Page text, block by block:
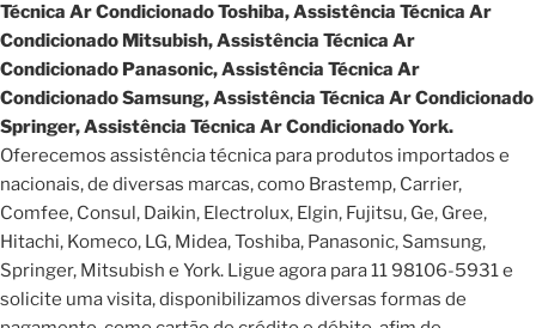
Técnica Ar Condicionado Toshiba, Assistência Técnica Ar
Condicionado Mitsubish, Assistência Técnica Ar
Condicionado Panasonic, Assistência Técnica Ar
Condicionado Samsung, Assistência Técnica Ar Condicionado
Springer, Assistência Técnica Ar Condicionado York.
Oferecemos assistência técnica para produtos importados e
nacionais, de diversas marcas, como Brastemp, Carrier,
Comfee, Consul, Daikin, Electrolux, Elgin, Fujitsu, Ge, Gree,
Hitachi, Komeco, LG, Midea, Toshiba, Panasonic, Samsung,
Springer, Mitsubish e York. Ligue agora para 11 98106-5931 e
solicite uma visita, disponibilizamos diversas formas de